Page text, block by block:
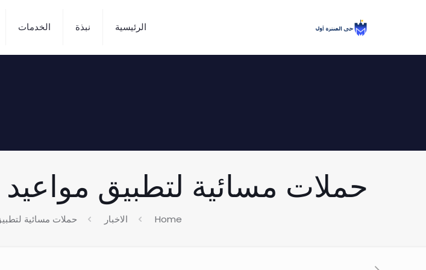
الرئيسية نبذة الخدمات
حملات مسائية لتطبيق مواعيد
Home الاخبار حملات مسائية لتطبيق